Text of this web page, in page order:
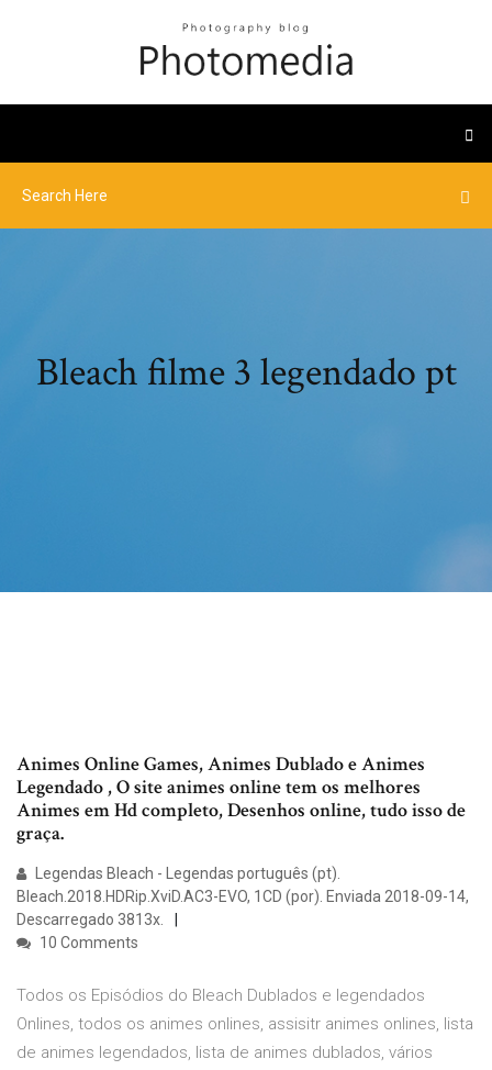
Bleach filme 3 legendado pt
Animes Online Games, Animes Dublado e Animes
Legendado , O site animes online tem os melhores
Animes em Hd completo, Desenhos online, tudo isso de
graça.
Legendas Bleach - Legendas português (pt).
Bleach.2018.HDRip.XviD.AC3-EVO, 1CD (por). Enviada 2018-09-14,
Descarregado 3813x.
10 Comments
Todos os Episódios do Bleach Dublados e legendados
Onlines, todos os animes onlines, assisitr animes onlines, lista
de animes legendados, lista de animes dublados, vários